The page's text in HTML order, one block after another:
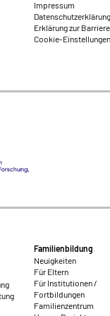
Impressum
Datenschutzerklärung
Erklärung zur
Cookie-Einstellungen
Familienbildung
Neuigkeiten
Für Eltern
Für Institutionen /
Fortbildungen
Familienzentrum